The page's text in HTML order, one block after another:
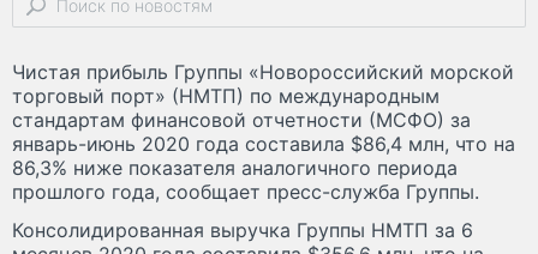
Чистая прибыль Группы «Новороссийский морской
торговый порт» (НМТП) по международным
стандартам финансовой отчетности (МСФО) за
январь-июнь 2020 года составила $86,4 млн, что на
86,3% ниже показателя аналогичного периода
прошлого года, сообщает пресс-служба Группы.
Консолидированная выручка Группы НМТП за 6